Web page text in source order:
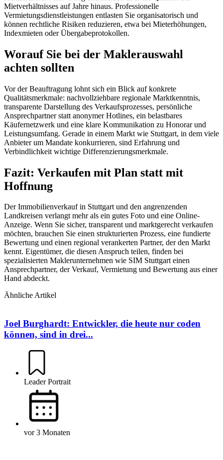
Mietverhältnisses auf Jahre hinaus. Professionelle
Vermietungsdienstleistungen entlasten Sie organisatorisch und
können rechtliche Risiken reduzieren, etwa bei Mieterhöhungen,
Indexmieten oder Übergabeprotokollen.
Worauf Sie bei der Maklerauswahl
achten sollten
Vor der Beauftragung lohnt sich ein Blick auf konkrete
Qualitätsmerkmale: nachvollziehbare regionale Marktkenntnis,
transparente Darstellung des Verkaufsprozesses, persönliche
Ansprechpartner statt anonymer Hotlines, ein belastbares
Käufernetzwerk und eine klare Kommunikation zu Honorar und
Leistungsumfang. Gerade in einem Markt wie Stuttgart, in dem viele
Anbieter um Mandate konkurrieren, sind Erfahrung und
Verbindlichkeit wichtige Differenzierungsmerkmale.
Fazit: Verkaufen mit Plan statt mit
Hoffnung
Der Immobilienverkauf in Stuttgart und den angrenzenden
Landkreisen verlangt mehr als ein gutes Foto und eine Online-
Anzeige. Wenn Sie sicher, transparent und marktgerecht verkaufen
möchten, brauchen Sie einen strukturierten Prozess, eine fundierte
Bewertung und einen regional verankerten Partner, der den Markt
kennt. Eigentümer, die diesen Anspruch teilen, finden bei
spezialisierten Maklerunternehmen wie SIM Stuttgart einen
Ansprechpartner, der Verkauf, Vermietung und Bewertung aus einer
Hand abdeckt.
Ähnliche Artikel
Joel Burghardt: Entwickler, die heute nur coden
können, sind in drei...
Leader Portrait
vor 3 Monaten